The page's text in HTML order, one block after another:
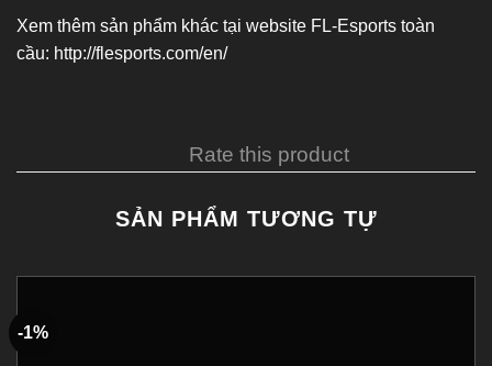
Xem thêm sản phẩm khác tại website FL-Esports toàn
cầu: http://flesports.com/en/
Rate this product
SẢN PHẨM TƯƠNG TỰ
-1%